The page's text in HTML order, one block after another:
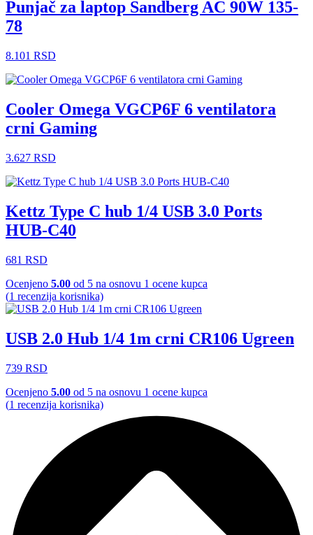
Punjač za laptop Sandberg AC 90W 135-
78
8.101 RSD
Cooler Omega VGCP6F 6 ventilatora
crni Gaming
3.627 RSD
Kettz Type C hub 1/4 USB 3.0 Ports
HUB-C40
681 RSD
Ocenjeno 5.00 od 5 na osnovu 1 ocene kupca
(1 recenzija korisnika)
USB 2.0 Hub 1/4 1m crni CR106 Ugreen
739 RSD
Ocenjeno 5.00 od 5 na osnovu 1 ocene kupca
(1 recenzija korisnika)